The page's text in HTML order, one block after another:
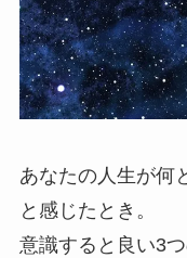
あなたの人生が何
と感じたとき。
意識すると良い3